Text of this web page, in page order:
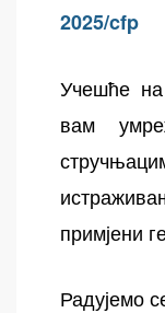
2025/cfp
Учешће
вам
примјени
Радујемо